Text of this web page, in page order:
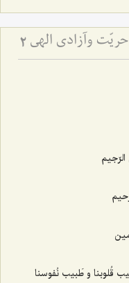
وآزادى الهى‏ 2
قُلوبنا و طَبيب نُفوسنا